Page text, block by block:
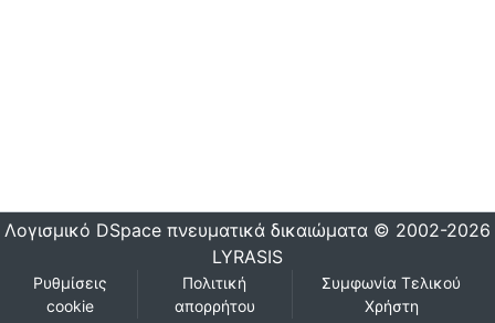
Λογισμικό DSpace πνευματικά δικαιώματα © 2002-2026
LYRASIS
Ρυθμίσεις
cookie
Πολιτική
απορρήτου
Συμφωνία Τελικού
Χρήστη